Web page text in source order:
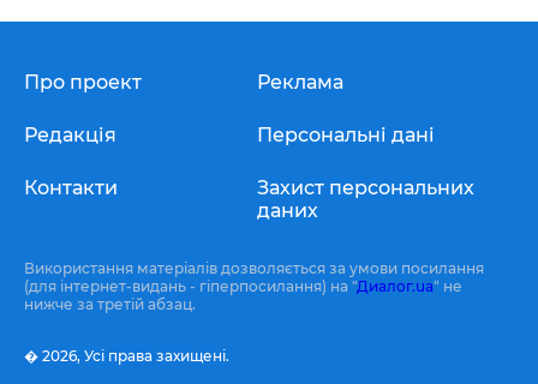
Про проект
Редакція
Контакти
Реклама
Персональні дані
Захист персональних
даних
Використання матеріалів дозволяється за умови посилання
(для інтернет-видань - гіперпосилання) на "Диалог.ua" не
нижче за третій абзац.
� 2026, Усі права захищені.